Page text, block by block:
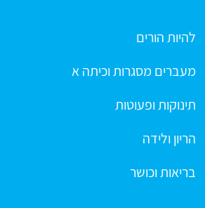
להיות הורים
מעברים מסגרות וכיתה א
תינוקות ופעוטות
הריון ולידה
בריאות וכושר